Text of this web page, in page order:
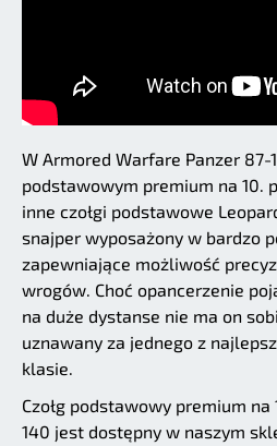
W Armored Warfare Panzer 87-
podstawowym premium na 10.
inne czołgi podstawowe
snajper wyposażony w bardzo
zapewniające możliwość
wrogów. Choć opancerzenie
na duże dystanse nie ma on
uznawany za jednego z
klasie.
Czołg podstawowy premium
140 jest dostępny w naszym